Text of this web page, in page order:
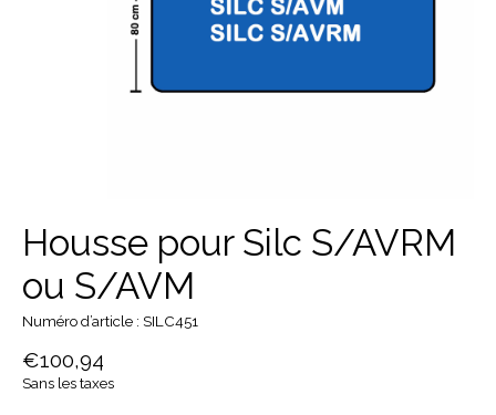
Housse pour Silc S/AVRM
ou S/AVM
Numéro d’article : SILC451
€100,94
Sans les taxes